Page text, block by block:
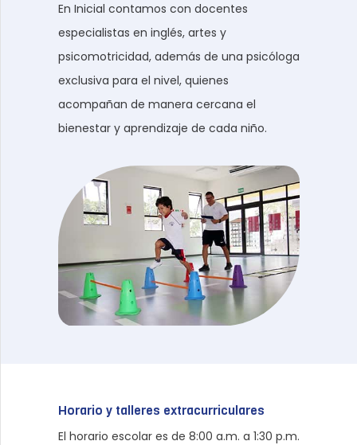
En Inicial contamos con docentes
especialistas en inglés, artes y
psicomotricidad, además de una psicóloga
exclusiva para el nivel, quienes
acompañan de manera cercana el
bienestar y aprendizaje de cada niño.
Horario y talleres extracurriculares
El horario escolar es de 8:00 a.m. a 1:30 p.m.